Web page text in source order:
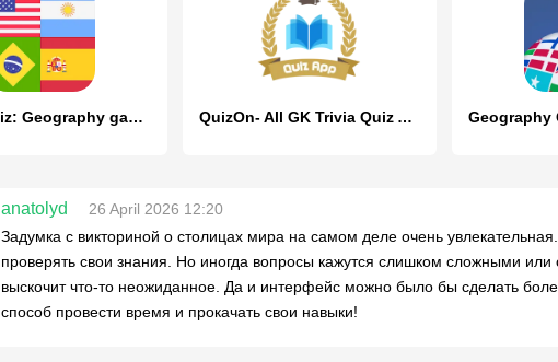
World Quiz: Geography games QuizOn- All GK Trivia Quiz App
anatolyd
26 April 2026 12:20
Задумка с викториной о столицах мира на самом деле очень
проверять свои знания. Но иногда вопросы кажутся слишком сложными
выскочит что-то неожиданное. Да и интерфейс можно было бы сделать
способ провести время и прокачать свои навыки!